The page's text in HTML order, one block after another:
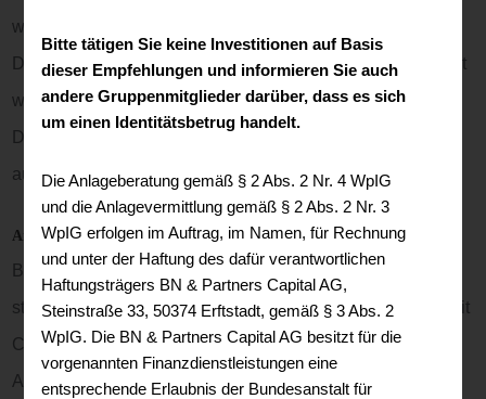
Bitte tätigen Sie keine Investitionen auf Basis
dieser Empfehlungen und informieren Sie auch
andere Gruppenmitglieder darüber, dass es sich
um einen Identitätsbetrug handelt.
Die Anlageberatung gemäß § 2 Abs. 2 Nr. 4 WpIG
und die Anlagevermittlung gemäß § 2 Abs. 2 Nr. 3
WpIG erfolgen im Auftrag, im Namen, für Rechnung
und unter der Haftung des dafür verantwortlichen
Haftungsträgers BN & Partners Capital AG,
Steinstraße 33, 50374 Erftstadt, gemäß § 3 Abs. 2
WpIG. Die BN & Partners Capital AG besitzt für die
vorgenannten Finanzdienstleistungen eine
entsprechende Erlaubnis der Bundesanstalt für
wenn Sie unsere Website besuchen. Personenbezogene
Daten sind alle Daten, mit denen Sie persönlich identifiziert
werden können. Ausführliche Informationen zum Thema
Datenschutz entnehmen Sie unserer unter diesem Text
aufgeführten Datenschutzerklärung.
Analyse-Tools und Tools von Drittanbietern
Beim Besuch unserer Website kann Ihr Surf-Verhalten
statistisch ausgewertet werden. Das geschieht vor allem mit
Cookies und mit sogenannten Analyseprogrammen. Die
Analyse Ihres Surf-Verhaltens erfolgt in der Regel anonym;